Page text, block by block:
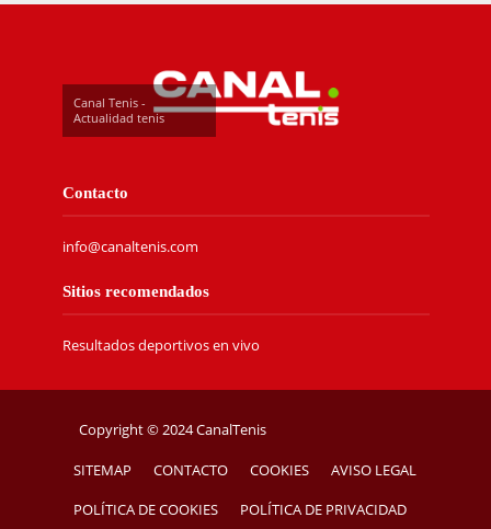
Canal Tenis -
Actualidad tenis
Contacto
info@canaltenis.com
Sitios recomendados
Resultados deportivos en vivo
Copyright © 2024 CanalTenis
SITEMAP CONTACTO COOKIES AVISO LEGAL
POLÍTICA DE COOKIES POLÍTICA DE PRIVACIDAD